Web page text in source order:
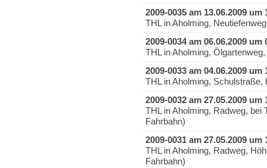
2009-0035 am 13.06.2009 um
THL in Aholming,
2009-0034 am 06.06.2009 um
THL in Aholming,
2009-0033 am 04.06.2009 um
THL in Aholming,
2009-0032 am 27.05.2009 um
THL in Aholming, Radweg,
Fahrbahn)
2009-0031 am 27.05.2009 um
THL in Aholming, Radweg,
Fahrbahn)